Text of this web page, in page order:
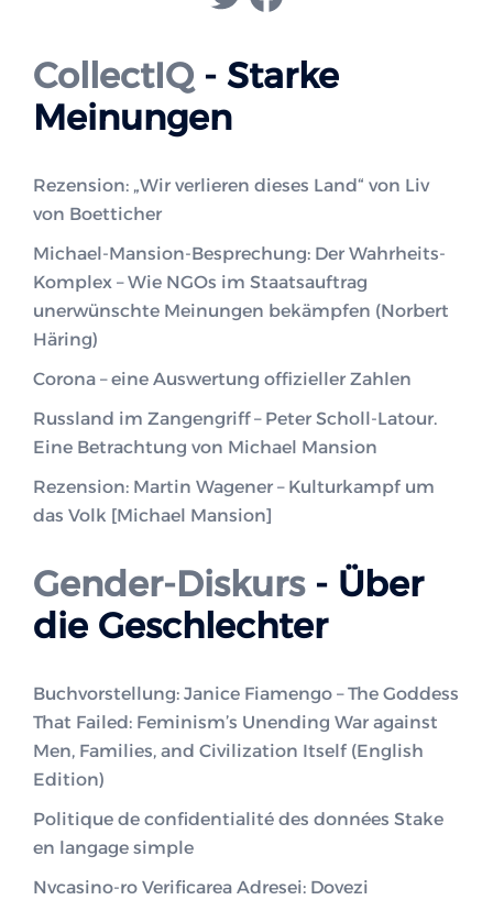
CollectIQ- Starke
Meinungen
Rezension: „Wir verlieren dieses Land“ von Liv
von Boetticher
Michael-Mansion-Besprechung: Der Wahrheits-
Komplex – Wie NGOs im Staatsauftrag
unerwünschte Meinungen bekämpfen (Norbert
Häring)
Corona – eine Auswertung offizieller Zahlen
Russland im Zangengriff – Peter Scholl-Latour.
Eine Betrachtung von Michael Mansion
Rezension: Martin Wagener – Kulturkampf um
das Volk [Michael Mansion]
Gender-Diskurs- Über
die Geschlechter
Buchvorstellung: Janice Fiamengo – The Goddess
That Failed: Feminism’s Unending War against
Men, Families, and Civilization Itself (English
Edition)
Politique de confidentialité des données Stake
en langage simple
Nvcasino-ro Verificarea Adresei: Dovezi